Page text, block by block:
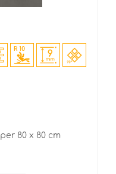
80 x 80 cm